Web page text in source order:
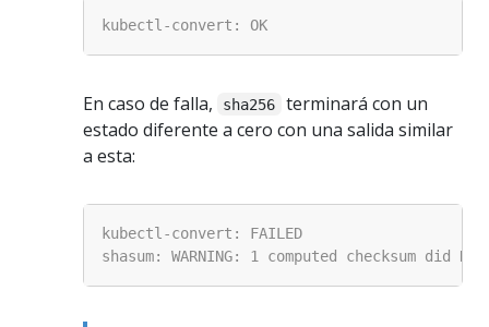
En caso de falla, sha256
terminará con un
estado diferente a cero con una salida similar
a esta: